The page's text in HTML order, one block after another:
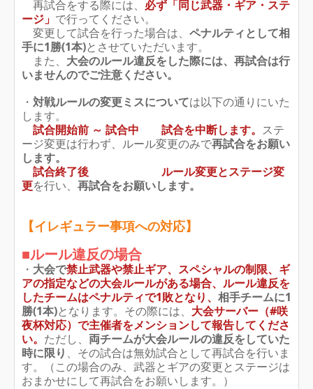
再試合をする際には、 必ず「同じ武器・ギア・ステ
ージ」 で行ってください。
変更して試合を行った場合は、 ペナルティとして相
手に1勝(1本)とさせていただいます。
また、 大会のルール違反をした際には、再試合は行
いませんのでご注意ください。
・ 対戦ルールの変更ミスについては以下の通りにいた
します。
試合開始前 ～ 試合中
試合を中断します。 ステ
ージ変更は行わず、ルール変更のみで再試合をお願い
します。
試合終了後
ルール変更とステージ変
更を行い、 再試合をお願いします。
【イレギュラー事項への対応】
■ルール違反の場合
・ 大会で禁止武器や禁止ギア、スペシャルの制限、ギ
アの指定などの大会ルールがある場合、 ルール違反を
したチームはペナルティで1敗となり、 相手チームに1
勝(1本)となります。その際には、 大会サーバー（#咲
夜杯対応）で主催者をメンションして報告してくださ
い。 ただし、 両チームが大会ルールの違反をしていた
時に限り 、その試合は無効試合として再試合を行いま
す。（この場合のみ、武器とギアの変更とステージは
おまかせにして再試合をお願いします。）